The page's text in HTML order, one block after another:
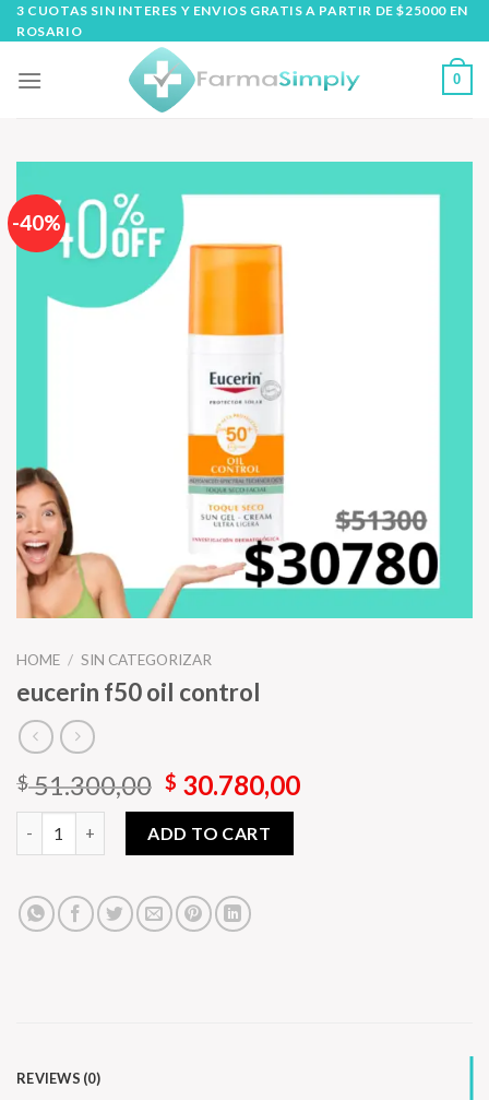
Skip
to
3 CUOTAS SIN INTERES Y ENVIOS GRATIS A PARTIR DE $25000 EN
ROSARIO
0
-40%
HOME / SIN CATEGORIZAR
eucerin f50 oil control
$51.300,00 Original
price
was:
$ 51.300,00.
$ 30.780,00Current
ADD TO CART
REVIEWS (0)